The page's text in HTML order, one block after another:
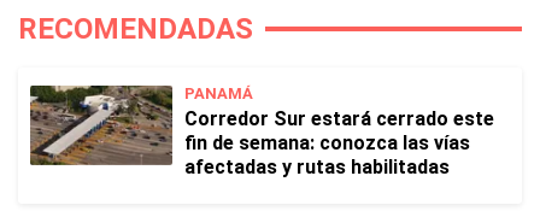
RECOMENDADAS
PANAMÁ
Corredor Sur estará cerrado este
fin de semana: conozca las vías
afectadas y rutas habilitadas